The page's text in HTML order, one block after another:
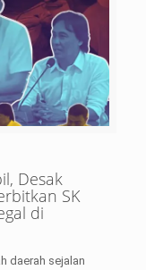
Desak
SK
di
daerah sejalan